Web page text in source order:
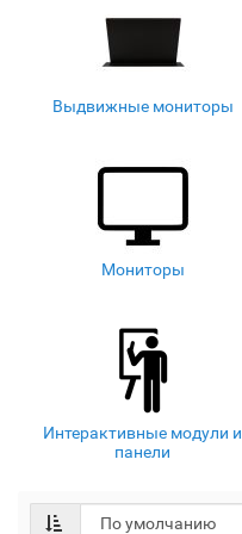
Выдвижные мониторы
Мониторы
Интерактивные модули и
панели